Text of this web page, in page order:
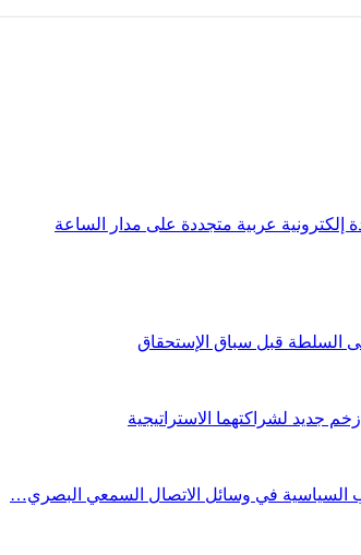
السلطة قبل سباق الإستحقاق
جديد لشراكتهما الاستراتيجية
السياسية في وسائل الاتصال السمعي البصري…